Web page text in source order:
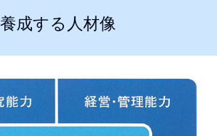
養成する人材像